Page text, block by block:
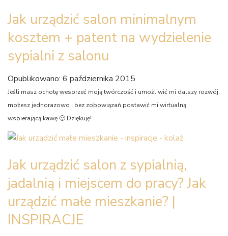
Jak urządzić salon minimalnym
kosztem + patent na wydzielenie
sypialni z salonu
Opublikowano: 6 października 2015
Jeśli masz ochotę wesprzeć moją twórczość i umożliwić mi dalszy rozwój,
możesz jednorazowo i bez zobowiązań postawić mi wirtualną
wspierającą kawę 🙂 Dziękuję!
Jak urządzić salon z sypialnią,
jadalnią i miejscem do pracy? Jak
urządzić małe mieszkanie? |
INSPIRACJE